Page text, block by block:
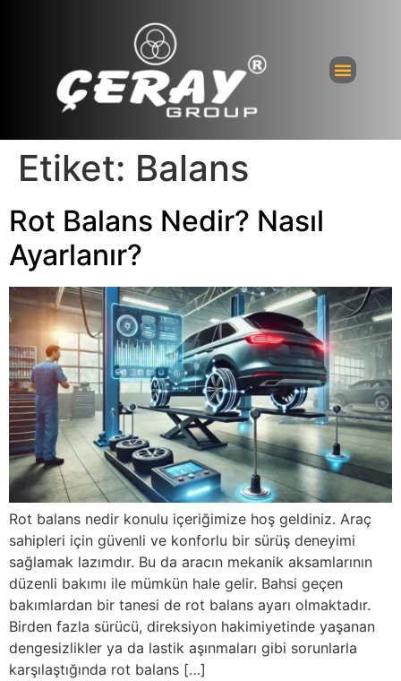
Etiket: Balans
Rot Balans Nedir? Nasıl
Ayarlanır?
Rot balans nedir konulu içeriğimize hoş geldiniz. Araç
sahipleri için güvenli ve konforlu bir sürüş deneyimi
sağlamak lazımdır. Bu da aracın mekanik aksamlarının
düzenli bakımı ile mümkün hale gelir. Bahsi geçen
bakımlardan bir tanesi de rot balans ayarı olmaktadır.
Birden fazla sürücü, direksiyon hakimiyetinde yaşanan
dengesizlikler ya da lastik aşınmaları gibi sorunlarla
karşılaştığında rot balans […]